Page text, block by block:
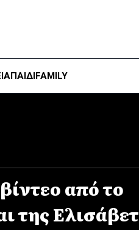
ΠΑΙΔΙFAMILY
από το
της Ελισάβετ